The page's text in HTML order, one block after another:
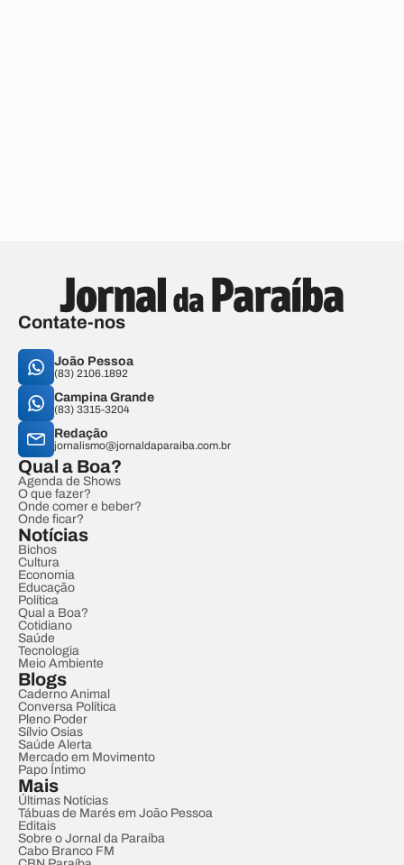
Contate-nos
João Pessoa
(83) 2106.1892
Campina Grande
(83) 3315-3204
Redação
jornalismo@jornaldaparaiba.com.br
Qual a Boa?
Agenda de Shows
O que fazer?
Onde comer e beber?
Onde ficar?
Notícias
Bichos
Cultura
Economia
Educação
Política
Qual a Boa?
Cotidiano
Saúde
Tecnologia
Meio Ambiente
Blogs
Caderno Animal
Conversa Política
Pleno Poder
Sílvio Osias
Saúde Alerta
Mercado em Movimento
Papo Íntimo
Mais
Últimas Notícias
Tábuas de Marés em João Pessoa
Editais
Sobre o Jornal da Paraíba
Cabo Branco FM